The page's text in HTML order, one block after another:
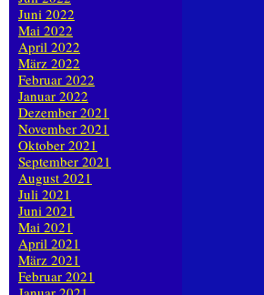
Juni 2022
Mai 2022
April 2022
März 2022
Februar 2022
Januar 2022
Dezember 2021
November 2021
Oktober 2021
September 2021
August 2021
Juli 2021
Juni 2021
Mai 2021
April 2021
März 2021
Februar 2021